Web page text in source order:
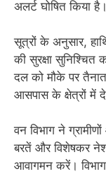
अलर्ट घोषित किया है।
सूत्रों के अनुसार,
की सुरक्षा सुनिश्चित
दल को मौके पर
आसपास के क्षेत्रों में
वन विभाग ने
बरतें और विशेषकर
आवागमन करें। विभाग